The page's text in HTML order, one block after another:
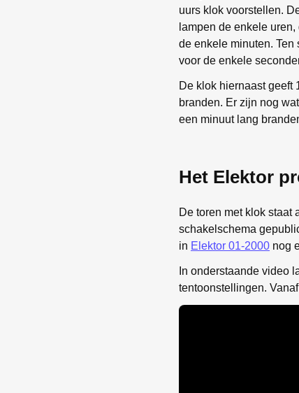
uurs klok voorstellen.
lampen de enkele
de enkele minuten.
voor de enkele
De klok hiernaast geeft
branden. Er zijn nog
een minuut lang
Het Elektor
De toren met klok staat
schakelschema
in Elektor 01-2000 nog
In onderstaande video
tentoonstellingen.